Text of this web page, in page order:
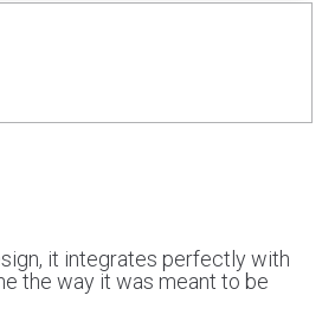
it integrates perfectly with
the way it was meant to be